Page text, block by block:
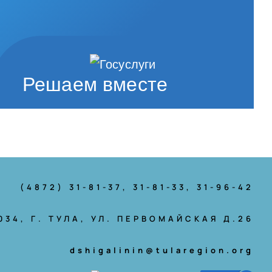
Решаем вместе
(4872) 31-81-37, 31-81-33, 31-96-42
Г. ТУЛА, УЛ. ПЕРВОМАЙСКАЯ Д.26
dshigalinin@tularegion.org